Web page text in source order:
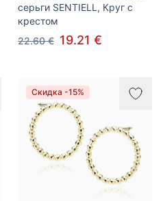
серьги SENTIELL, Круг с
крестом
22.60 € 19.21 €
Скидка -15%